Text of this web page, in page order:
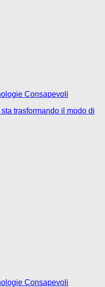
Consapevoli
trasformando il modo di
Consapevoli